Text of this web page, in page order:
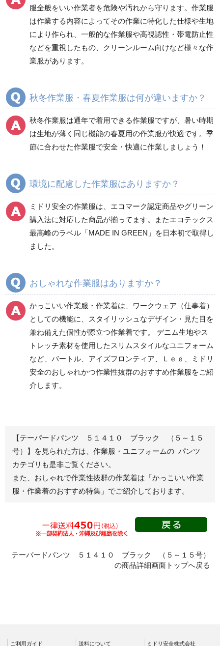
防災グッズ（防災セット） 救急医療品
健康管理器具 季節商品 ウイルス対策用品
商品カテゴリ一覧
秋冬長袖
食品産業用長袖
食品産業用半袖
秋冬長袖
ワークパンツ
春夏ワークパンツ作業
ズボン
秋冬ワークパンツ作業
ズボン
ツ
クリーンウェアワーク
パンツ
カーゴパンツ
春夏カーゴパンツ作業
ズボン
ズボン
レディース作業着
ブルゾン
ジャンパー
秋冬長袖
春夏半袖
スモック
秋冬長袖
クリーンウェ
ワークパンツ
シャツ
服全般をいい作業者を危険や汚れから守ります。作業服
は作業する内容によってその作業に特化した仕様や生地
により作られ、一般的な作業服や高視認性・帯電防止性
などを重視したもの、クリーンルーム向けなど様々な作
業服があります。
秋冬作業服・春夏作業服は何が違いますか？
秋冬作業服は通年で着用できる作業服ですが、暑い時期
は生地が薄く同じ機能の春夏用の作業服が快適です。季
節に合わせた作業服で安全・快適に作業しましょう！
環境に配慮した作業服はありますか？
ミドリ安全の作業服は、エコマーク認定商品やグリーン
購入法に対応した商品が揃ってます。またエコテックス
最高峰のラベル「MADE IN GREEN」を日本初で取得し
ました。
おしゃれな作業服はありますか？
かっこいい作業服・作業着は、ワークウェア（仕事着）
としての機能に、スタイリッシュなデザイン・見た目を
兼ね備えた個性が際立つ作業着です。 デニム生地やス
トレッチ素材を使用したスリムスタイルなユニフォーム
など、バートル、アイズフロンティア、Ｌｅｅ、ミドリ
安全のおしゃれかつ作業性抜群のおすすめ作業服をご紹
介します。
【テーパードパンツ ５１４１０ ブラック （５～１５
号）】を見られた方は、作業服・ユニフォームの パンツ
カテゴリも是非ご覧ください。
また、おしゃれで作業性抜群の作業着は 「かっこいい作業
服・作業着のおすすめ特集」 でご紹介しております。
テーパードパンツ ５１４１０ ブラック （５～１５号）
の商品詳細画面トップへ戻る
ご利用ガイド 送料について ミドリ安全株式会社